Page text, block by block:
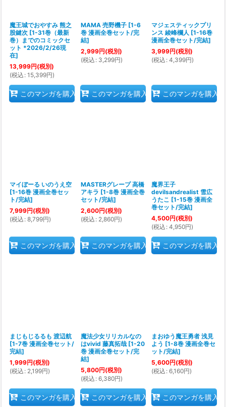
魔王城でおやすみ 熊之
股鍵次 [1-31巻（最新
巻）までのコミックセ
ット *2026/2/26現
在]
13,999円(税別)
(税込 : 15,399円)
このマンガを購入
MAMA 売野機子 [1-6
巻 漫画全巻セット/完
結]
2,999円(税別)
(税込 : 3,299円)
このマンガを購入
マジェスティックプリ
ンス 綾峰欄人 [1-16巻
漫画全巻セット/完結]
3,999円(税別)
(税込 : 4,399円)
このマンガを購入
マイぼーる いのうえ空
[1-16巻 漫画全巻セッ
ト/完結]
7,999円(税別)
(税込 : 8,799円)
このマンガを購入
MASTERグレープ 高橋
アキラ [1-8巻 漫画全巻
セット/完結]
2,600円(税別)
(税込 : 2,860円)
このマンガを購入
魔界王子
devilsandrealist 雪広
うたこ [1-15巻 漫画全
巻セット/完結]
4,500円(税別)
(税込 : 4,950円)
このマンガを購入
まじもじるるも 渡辺航
[1-7巻 漫画全巻セット/
完結]
1,999円(税別)
(税込 : 2,199円)
このマンガを購入
魔法少女リリカルなの
はvivid 藤真拓哉 [1-20
巻 漫画全巻セット/完
結]
5,800円(税別)
(税込 : 6,380円)
このマンガを購入
まおゆう魔王勇者 浅見
よう [1-8巻 漫画全巻セ
ット/完結]
5,600円(税別)
(税込 : 6,160円)
このマンガを購入